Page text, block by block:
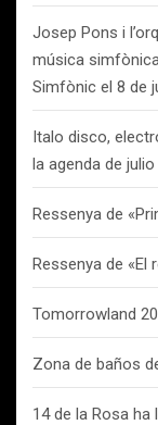
Josep Pons i
música
Simfònic el 8 de
Italo disco,
la agenda de
Ressenya de
Ressenya de «El
Tomorrowland
Zona de baños
14 de la Rosa ha